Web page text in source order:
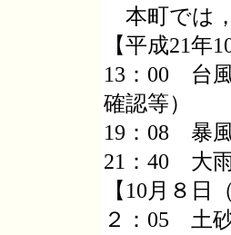
本町では
【平成21年
13：00 台
確認等）
19：08 暴
21：40 大
【10月８日
２：05 土